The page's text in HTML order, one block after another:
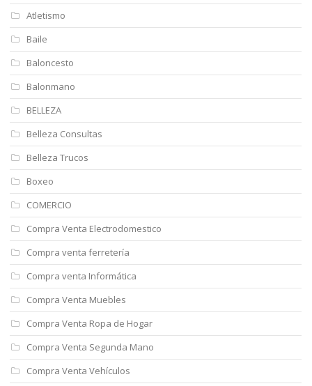
Atletismo
Baile
Baloncesto
Balonmano
BELLEZA
Belleza Consultas
Belleza Trucos
Boxeo
COMERCIO
Compra Venta Electrodomestico
Compra venta ferretería
Compra venta Informática
Compra Venta Muebles
Compra Venta Ropa de Hogar
Compra Venta Segunda Mano
Compra Venta Vehículos